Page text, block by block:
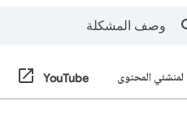
المحتوى YouTube